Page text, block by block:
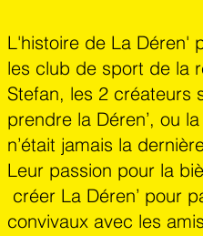
L'histoire de La Déren'
les club de sport de la
Stefan, les 2 créateurs
prendre la Déren’, ou
n’était jamais la
Leur passion pour la
créer La Déren’ pour
convivaux avec les